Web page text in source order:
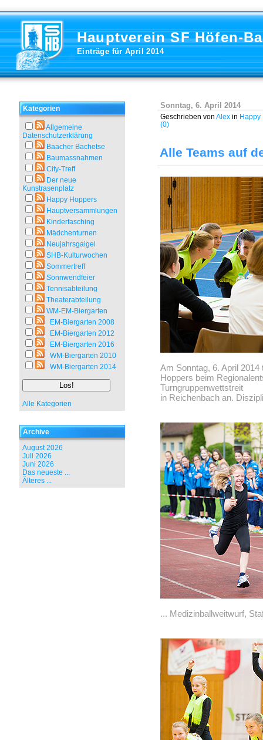
Hauptverein SF Höfen-
Einträge für April 2014
Kategorien
Allgemeine
Datenschutzerklärung
Baacher Bachetse
Baumassnahmen
City-Treff
Der neue
Kunstrasenplatz
Happy Hoppers
Hauptversammlungen
Kinderfasching
Mädchenturnen
Neujahrsgaigel
SHB-Kulturwochen
Sommertreff
Sonnwendfeier
Tennisabteilung
Theaterabteilung
WM-EM-Biergarten
EM-Biergarten 2008
EM-Biergarten 2012
EM-Biergarten 2016
WM-Biergarten 2010
WM-Biergarten 2014
Alle Kategorien
Archive
August 2026
Juli 2026
Juni 2026
Das neueste ...
Älteres ...
Sonntag, 6. April 2014
Geschrieben von Alex in Happy
(0)
Alle Teams auf
Am Sonntag, 6. April
Hoppers beim
Turngruppenwettstreit
in Reichenbach an.
... Medizinballweitwurf,